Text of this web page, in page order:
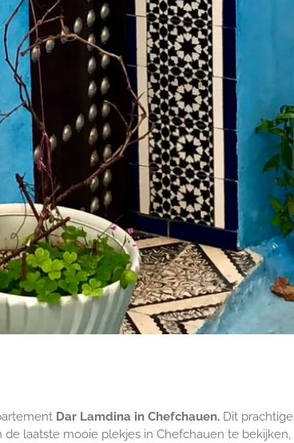
Dar Lamdina in Chefchauen. Dit
laatste mooie plekjes in Chefchauen te